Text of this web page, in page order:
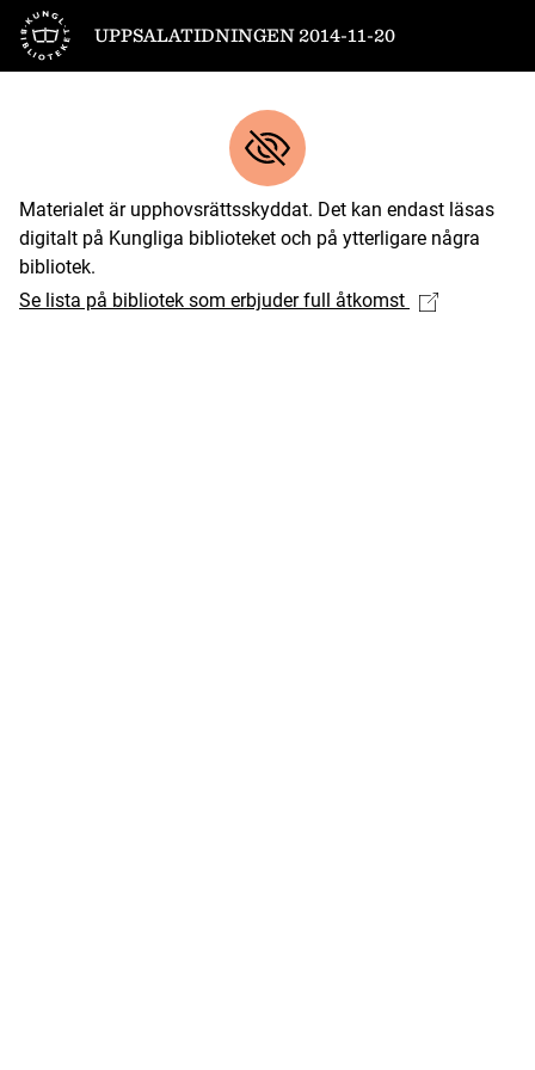
Till startsidan
UPPSALATIDNINGEN 2014-11-20
Materialet är upphovsrättsskyddat. Det kan endast läsas
digitalt på Kungliga biblioteket och på ytterligare några
bibliotek.
Se lista på bibliotek som erbjuder full åtkomst